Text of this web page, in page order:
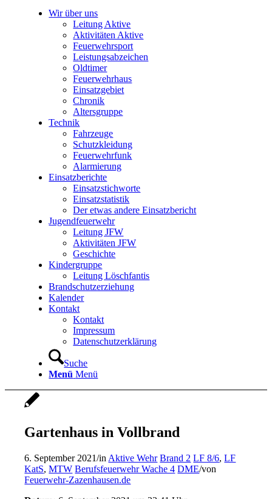
Wir über uns
Leitung Aktive
Aktivitäten Aktive
Feuerwehrsport
Leistungsabzeichen
Oldtimer
Feuerwehrhaus
Einsatzgebiet
Chronik
Altersgruppe
Technik
Fahrzeuge
Schutzkleidung
Feuerwehrfunk
Alarmierung
Einsatzberichte
Einsatzstichworte
Einsatzstatistik
Der etwas andere Einsatzbericht
Jugendfeuerwehr
Leitung JFW
Aktivitäten JFW
Geschichte
Kindergruppe
Leitung Löschfantis
Brandschutzerziehung
Kalender
Kontakt
Kontakt
Impressum
Datenschutzerklärung
Suche
Menü Menü
Gartenhaus in Vollbrand
6. September 2021/in Aktive Wehr Brand 2 LF 8/6,LF
KatS,MTW Berufsfeuerwehr Wache 4 DME/von
Feuerwehr-Zazenhausen.de